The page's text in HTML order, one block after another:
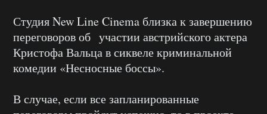
Студия New Line Cinema близка к завершению
переговоров об участии австрийского актера
Кристофа Вальца в сиквеле криминальной
комедии «Несносные боссы».
В случае, если все запланированные